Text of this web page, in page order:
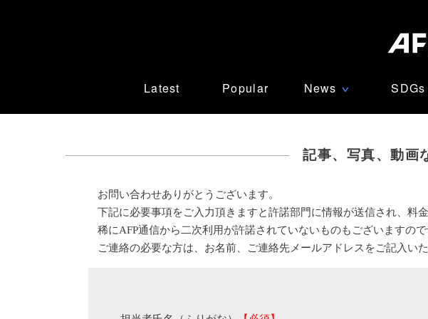
Latest Popular News ∨ SDGs
記事、写真、動画
お問い合わせありがとうございます。
下記に必要事項をご入力頂きますと許諾部門に情報が送信され、料
稀にAFP通信から二次利用が許諾されていないものもございますので
ご連絡の必要な方は、お名前、ご連絡先メールアドレスをご記入い